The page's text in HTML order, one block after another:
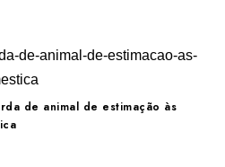
de animal de estimação às